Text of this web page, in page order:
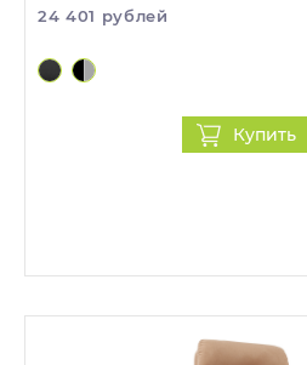
24 401 рублей
Купить